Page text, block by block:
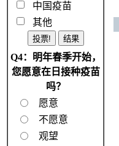
中国疫苗
其他
Q4：明年春季开始，
您愿意在日接种疫苗
吗？
愿意
不愿意
观望